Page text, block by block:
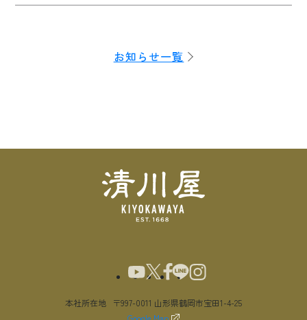
お知らせ一覧
本社所在地
〒997-0011 山形県鶴岡市宝田1-4-25